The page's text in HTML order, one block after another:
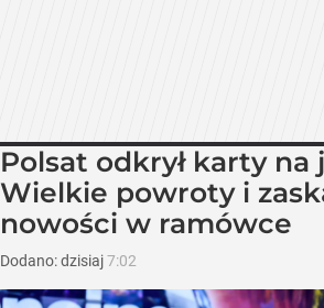
Polsat odkrył karty na
Wielkie powroty i
nowości w ramówce
Dodano:dzisiaj7:02